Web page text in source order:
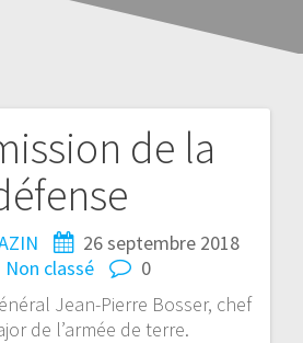
de la
26 septembre 2018
Non classé
0
Jean-Pierre Bosser, chef
de l’armée de terre.